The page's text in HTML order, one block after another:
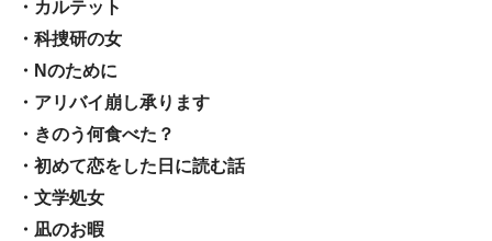
・カルテット
・科捜研の女
・Nのために
・アリバイ崩し承ります
・きのう何食べた？
・初めて恋をした日に読む話
・文学処女
・凪のお暇